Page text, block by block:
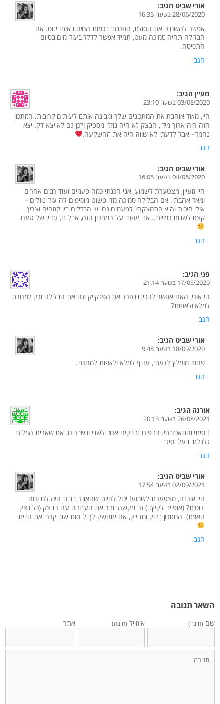
אורי שביט הגיב:
28/06/2020 בשעה 16:35
אפשר להשמיט את הסולת, הפחיתי בכמות המים באותו יחס. אם
הבלילה תהיה סמיכה מעט, תמיד אפשר לדלל בעוד מים בסיום
התסיסה.
הגב
מעיין הגיב:
03/08/2020 בשעה 23:10
היי, מאוד אוהבת את המתכונים שלך ומבינה אותם לעיתים קרובות. המתכון
הזה היה ארוך מידי, הבצק לא היה נוזלי מספיק ולכן גם לא יצא דק. יצא
נחמד+ אבל לדעתי לא שווה היה את ההשקעה.
הגב
אורי שביט הגיב:
04/08/2020 בשעה 16:05
היי מעיין, מצטערת לשמוע, אני הכנתי כמה פעמים ועוד רבים אחרים
ומאד אהבתי. אם הבלילה סמיכה מדי פשוט מוסיפים לה עוד נוזלים –
אולי חיכית והיא התמצקה? לפעמים גם יש הבדלים בין קמחים וצריך
קצת לשנות כמויות.. אני עפתי על המתכון הזה, אבל נו, עניין של טעם
הגב
פני הגיב:
17/09/2020 בשעה 21:14
הי אורי, האם אפשר להכין בנפרד את הפנקייק וגם את הבלילה ורק למחרת
למלא ולאפות?
הגב
אורי שביט הגיב:
18/09/2020 בשעה 9:48
פחות מומלץ לדעתי, עדיף למלא ולאפות למחרת.
הגב
אורנה הגיב:
26/08/2021 בשעה 20:13
ניסיתי והתאכזבתי. הדפים נדבקים אחד לשני ונשברים. את שארית המלית
גלגלתי בעלי סיגר
הגב
אורי שביט הגיב:
02/09/2021 בשעה 17:54
היי אורנה, מצטערת לשמוע! יכול להיות שהאוויר בבית היה לח וחם
יחסית? (אופייני לקיץ..) זה מקשה יותר את העבודה עם הבצק (כל בצק
האמת). המתכון בדוק ומדוייק, אם יתחשק לך לנסות שוב קררי את הבית
הגב
השאר תגובה
שם (חובה) אימייל (חובה) אתר